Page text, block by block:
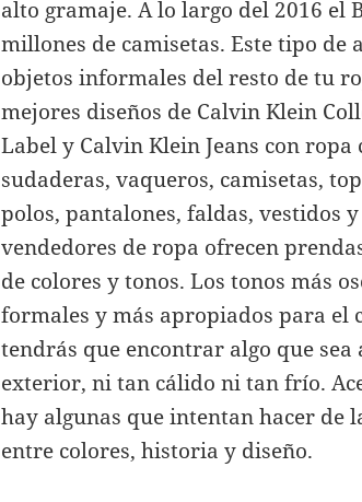
alto gramaje. A lo largo del 2016 el
millones de camisetas. Este tipo de
objetos informales del resto de tu
mejores diseños de Calvin Klein
Label y Calvin Klein Jeans con ropa
sudaderas, vaqueros, camisetas,
polos, pantalones, faldas, vestidos
vendedores de ropa ofrecen
de colores y tonos. Los tonos más
formales y más apropiados para el
tendrás que encontrar algo que
exterior, ni tan cálido ni tan frío.
hay algunas que intentan hacer
entre colores, historia y diseño.